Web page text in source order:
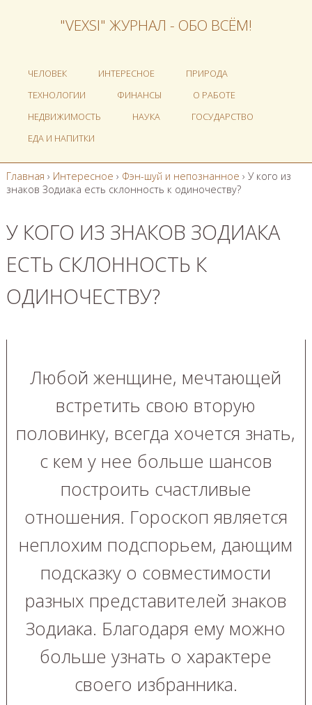
"VEXSI" ЖУРНАЛ - ОБО ВСЁМ!
ЧЕЛОВЕК ИНТЕРЕСНОЕ
ПРИРОДА
ТЕХНОЛОГИИ
ФИНАНСЫ
О РАБОТЕ
НЕДВИЖИМОСТЬ
НАУКА
ГОСУДАРСТВО
ЕДА И НАПИТКИ
Главная › Интересное › Фэн-шуй и непознанное › У кого из
знаков Зодиака есть склонность к одиночеству?
У КОГО ИЗ ЗНАКОВ ЗОДИАКА
ЕСТЬ СКЛОННОСТЬ К
ОДИНОЧЕСТВУ?
Любой женщине, мечтающей
встретить свою вторую
половинку, всегда хочется знать,
с кем у нее больше шансов
построить счастливые
отношения. Гороскоп является
неплохим подспорьем, дающим
подсказку о совместимости
разных представителей знаков
Зодиака. Благодаря ему можно
больше узнать о характере
своего избранника.